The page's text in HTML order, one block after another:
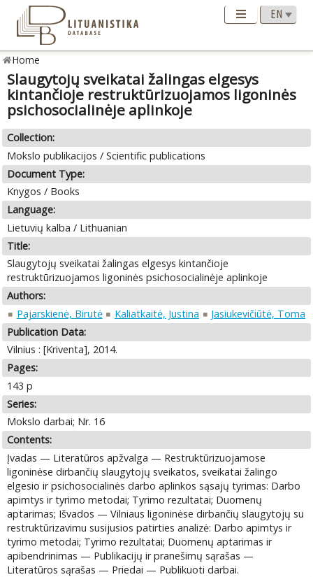
Home
Slaugytojų sveikatai žalingas elgesys
kintančioje restruktūrizuojamos ligoninės
psichosocialinėje aplinkoje
Collection:
Mokslo publikacijos / Scientific publications
Document Type:
Knygos / Books
Language:
Lietuvių kalba / Lithuanian
Title:
Slaugytojų sveikatai žalingas elgesys kintančioje
restruktūrizuojamos ligoninės psichosocialinėje aplinkoje
Authors:
Pajarskienė, Birutė
Kaliatkaitė, Justina
Jasiukevičiūtė, Toma
Publication Data:
Vilnius : [Kriventa], 2014.
Pages:
143 p
Series:
Mokslo darbai; Nr. 16
Contents:
Įvadas — Literatūros apžvalga — Restruktūrizuojamose
ligoninėse dirbančių slaugytojų sveikatos, sveikatai žalingo
elgesio ir psichosocialinės darbo aplinkos sąsajų tyrimas: Darbo
apimtys ir tyrimo metodai; Tyrimo rezultatai; Duomenų
aptarimas; Išvados — Vilniaus ligoninėse dirbančių slaugytojų su
restruktūrizavimu susijusios patirties analizė: Darbo apimtys ir
tyrimo metodai; Tyrimo rezultatai; Duomenų aptarimas ir
apibendrinimas — Publikacijų ir pranešimų sąrašas —
Literatūros sąrašas — Priedai — Publikuoti darbai.